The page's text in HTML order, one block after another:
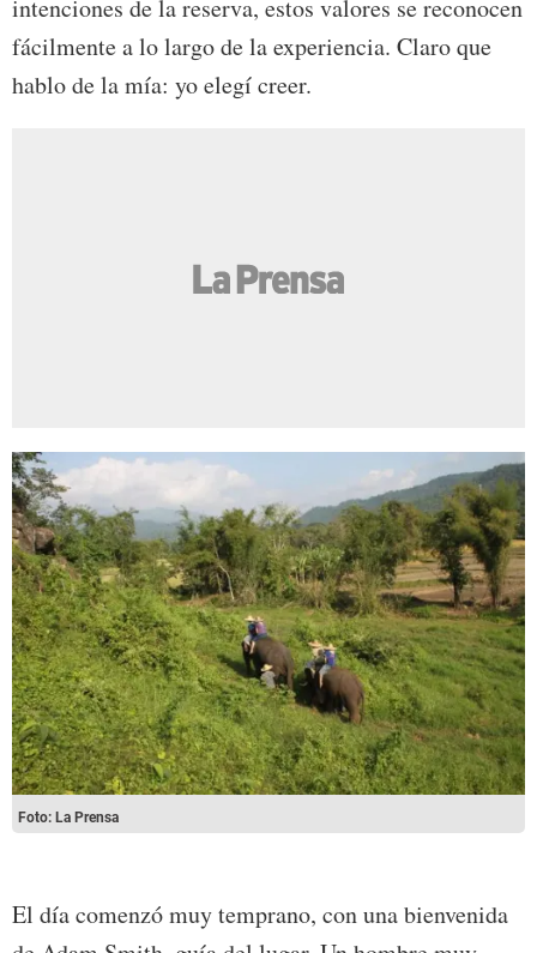
intenciones de la reserva, estos valores se reconocen
fácilmente a lo largo de la experiencia. Claro que
hablo de la mía: yo elegí creer.
Foto: La Prensa
El día comenzó muy temprano, con una bienvenida